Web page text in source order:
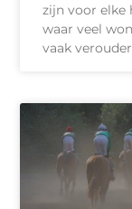
zijn voor elke
waar veel
vaak